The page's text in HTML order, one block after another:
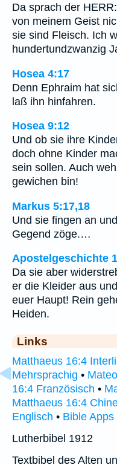
Da sprach der
von meinem Geist
sie sind Fleisch. Ich
hundertundzwanzig
Hosea 4:17
Denn Ephraim hat
laß ihn hinfahren.
Hosea 9:12
Und ob sie ihre
doch ohne Kinder
sein sollen. Auch
gewichen bin!
Markus 5:17,18
Und sie fingen an
Gegend zöge.…
Apostelgeschichte
Da sie aber
er die Kleider aus
euer Haupt! Rein
Heiden.
Links
Matthaeus 16:4
Mehrsprachig •
16:4 Französisch •
Matthaeus 16:4
Englisch • Bible Apps
Lutherbibel 1912
Textbibel des Alten